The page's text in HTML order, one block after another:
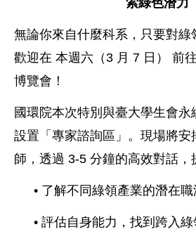
索綠色潛力
無論你來自什麼科系，只要對綠
歡迎在 本週六（3 月 7 日） 前
博覽會！
國環院本次特別與臺大學生會
設置「專家諮詢區」。現場將安
師，透過 3-5 分鐘的高效對話，
• 了解不同綠領產業的潛在職
• 評估自身能力，找到跨入綠